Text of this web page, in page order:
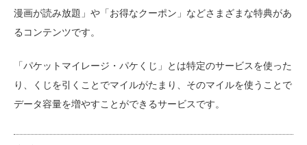
漫画が読み放題」や「お得なクーポン」などさまざまな特典があ
るコンテンツです。
「パケットマイレージ・パケくじ」とは特定のサービスを使った
り、くじを引くことでマイルがたまり、そのマイルを使うことで
データ容量を増やすことができるサービスです。